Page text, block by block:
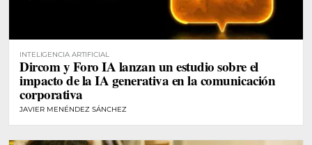
INTELIGENCIA ARTIFICIAL
Dircom y Foro IA lanzan un estudio sobre el
impacto de la IA generativa en la comunicación
corporativa
JAVIER MENÉNDEZ SÁNCHEZ